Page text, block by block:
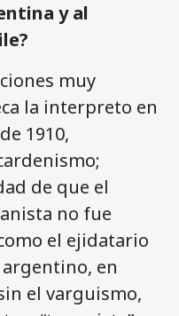
y al
muy
la interpreto en
1910,
de que el
no fue
el ejidatario
en
el varguismo,